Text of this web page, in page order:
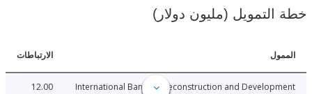
(مليون دولار)
الارتباطات
International Bank for Reconstruction and
12.00